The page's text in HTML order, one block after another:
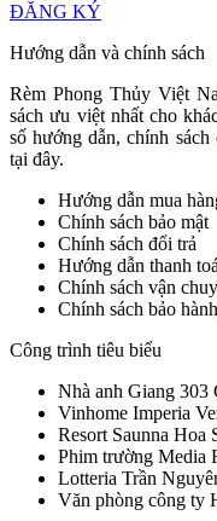
ĐĂNG KÝ
Hướng dẫn và chính sách
Rèm Phong Thủy Việt
sách ưu việt nhất cho
số hướng dẫn, chính
tại đây.
Hướng dẫn mua
Chính sách bảo mật
Chính sách đổi trả
Hướng dẫn thanh
Chính sách vận
Chính sách bảo
Công trình tiêu biểu
Nhà anh Giang 303
Vinhome Imperia
Resort Saunna Hoa
Phim trường Media
Lotteria Trần
Văn phòng công ty